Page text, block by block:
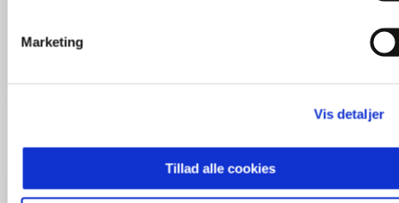
Marketing
Vis detaljer
Tillad alle cookies
Klimaforandringer på
og lokale dagsorden, er det afgørende at have
beslutninger. Et klimaforedrag kan give din
organisation den nødvendige indsigt og inspiration
til at navigere i fremtidens udfordringer og